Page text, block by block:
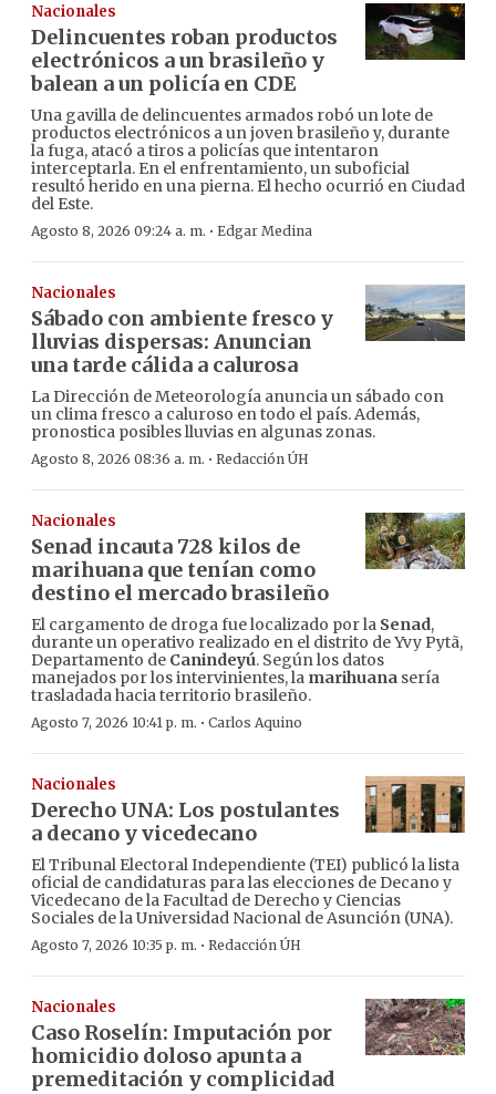
Nacionales
Delincuentes roban productos
electrónicos a un brasileño y
balean a un policía en CDE
Una gavilla de delincuentes armados robó un lote de
productos electrónicos a un joven brasileño y, durante
la fuga, atacó a tiros a policías que intentaron
interceptarla. En el enfrentamiento, un suboficial
resultó herido en una pierna. El hecho ocurrió en Ciudad
del Este.
Agosto 8, 2026 09:24 a. m. · Edgar Medina
Nacionales
Sábado con ambiente fresco y
lluvias dispersas: Anuncian
una tarde cálida a calurosa
La Dirección de Meteorología anuncia un sábado con
un clima fresco a caluroso en todo el país. Además,
pronostica posibles lluvias en algunas zonas.
Agosto 8, 2026 08:36 a. m. · Redacción ÚH
Nacionales
Senad incauta 728 kilos de
marihuana que tenían como
destino el mercado brasileño
El cargamento de droga fue localizado por la Senad,
durante un operativo realizado en el distrito de Yvy Pytã,
Departamento de Canindeyú. Según los datos
manejados por los intervinientes, la marihuana sería
trasladada hacia territorio brasileño.
Agosto 7, 2026 10:41 p. m. · Carlos Aquino
Nacionales
Derecho UNA: Los postulantes
a decano y vicedecano
El Tribunal Electoral Independiente (TEI) publicó la lista
oficial de candidaturas para las elecciones de Decano y
Vicedecano de la Facultad de Derecho y Ciencias
Sociales de la Universidad Nacional de Asunción (UNA).
Agosto 7, 2026 10:35 p. m. · Redacción ÚH
Nacionales
Caso Roselín: Imputación por
homicidio doloso apunta a
premeditación y complicidad